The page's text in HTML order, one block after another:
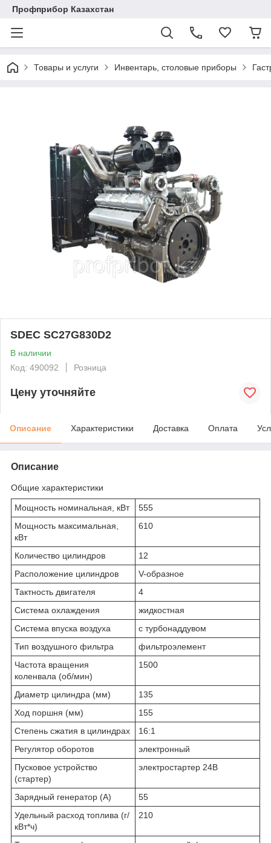
Профприбор Казахстан
Товары и услуги Инвентарь, столовые приборы
SDEC SC27G830D2
В наличии
Код: 490092
Розница
Цену уточняйте
Описание Характеристики Доставка Оплата
Описание
Общие характеристики
Мощность номинальная, кВт
555
Мощность максимальная,
кВт
610
Количество цилиндров
12
Расположение цилиндров
V-образное
Тактность двигателя
4
Система охлаждения
жидкостная
Система впуска воздуха
с турбонаддувом
Тип воздушного фильтра
фильтроэлемент
Частота вращения
коленвала (об/мин)
1500
Диаметр цилиндра (мм)
135
Ход поршня (мм)
155
Степень сжатия в цилиндрах
16:1
Регулятор оборотов
электронный
Пусковое устройство
(стартер)
электростартер 24В
Зарядный генератор (А)
55
Удельный расход топлива (г/
кВт*ч)
210